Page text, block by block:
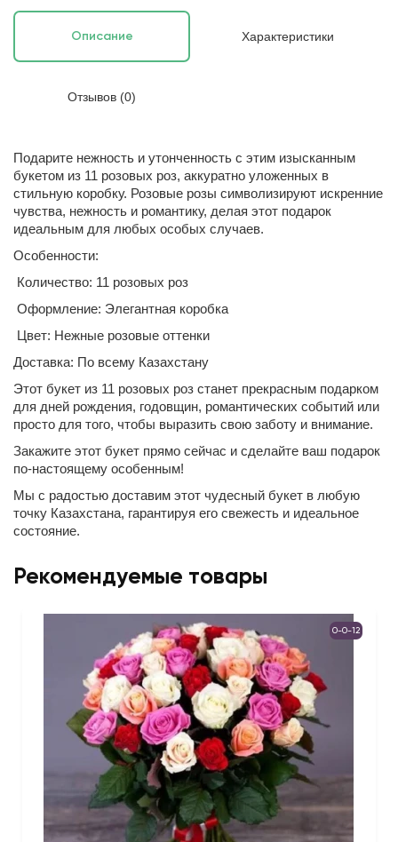
Описание Характеристики
Отзывов (0)
Подарите нежность и утонченность с этим изысканным
букетом из 11 розовых роз, аккуратно уложенных в
стильную коробку. Розовые розы символизируют искренние
чувства, нежность и романтику, делая этот подарок
идеальным для любых особых случаев.
Особенности:
Количество: 11 розовых роз
Оформление: Элегантная коробка
Цвет: Нежные розовые оттенки
Доставка: По всему Казахстану
Этот букет из 11 розовых роз станет прекрасным подарком
для дней рождения, годовщин, романтических событий или
просто для того, чтобы выразить свою заботу и внимание.
Закажите этот букет прямо сейчас и сделайте ваш подарок
по-настоящему особенным!
Мы с радостью доставим этот чудесный букет в любую
точку Казахстана, гарантируя его свежесть и идеальное
состояние.
Рекомендуемые товары
0-0-12